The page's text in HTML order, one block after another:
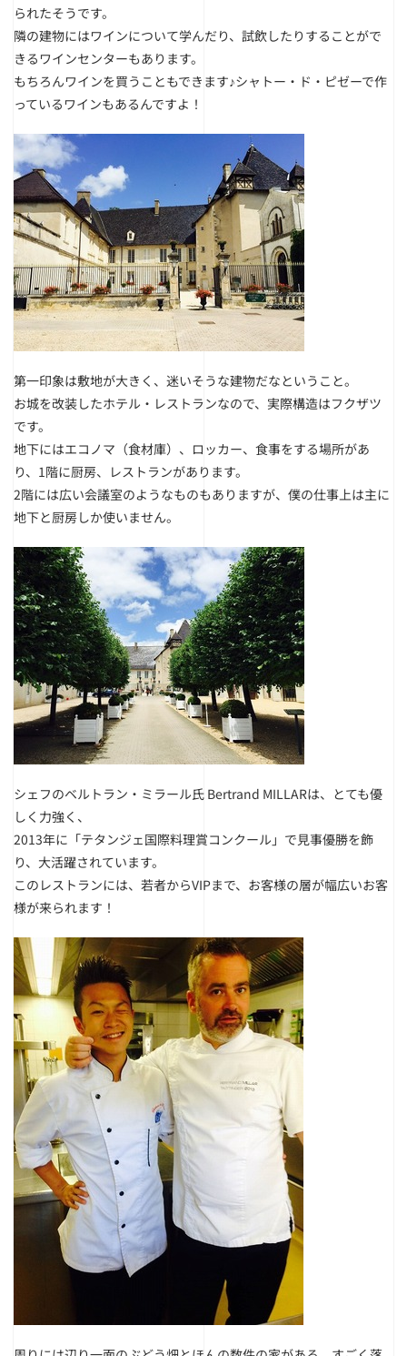
られたそうです。
隣の建物にはワインについて学んだり、試飲したりすることがで
きるワインセンターもあります。
もちろんワインを買うこともできます♪シャトー・ド・ピゼーで作
っているワインもあるんですよ！
第一印象は敷地が大きく、迷いそうな建物だなということ。
お城を改装したホテル・レストランなので、実際構造はフクザツ
です。
地下にはエコノマ（食材庫）、ロッカー、食事をする場所があ
り、1階に厨房、レストランがあります。
2階には広い会議室のようなものもありますが、僕の仕事上は主に
地下と厨房しか使いません。
シェフのベルトラン・ミラール氏 Bertrand MILLARは、とても優
しく力強く、
2013年に「テタンジェ国際料理賞コンクール」で見事優勝を飾
り、大活躍されています。
このレストランには、若者からVIPまで、お客様の層が幅広いお客
様が来られます！